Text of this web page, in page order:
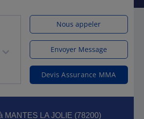
Nous appeler
Envoyer Message
Devis Assurance MMA
MANTES LA JOLIE (78200)